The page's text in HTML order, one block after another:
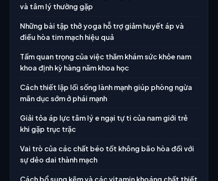
và tâm lý thường gặp
Những bài tập thở yoga hỗ trợ giảm huyết áp và
điều hòa tim mạch hiệu quả
Tầm quan trọng của việc thăm khám sức khỏe nam
khoa định kỳ hàng năm khoa học
Cách thiết lập lối sống lành mạnh giúp phòng ngừa
mãn dục sớm ở phái mạnh
Giải tỏa áp lực tâm lý e ngại tự ti của nam giới trẻ
khi gặp trục trặc
Vai trò của các chất béo tốt không bão hòa đối với
sự dẻo dai thành mạch
Cách bổ sung kẽm và các vitamin khoáng chất thiết